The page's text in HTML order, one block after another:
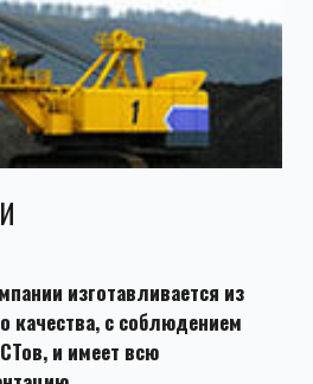
изготавливается из
качества, с соблюдением
и имеет всю